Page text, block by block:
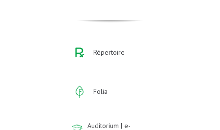
Répertoire
Folia
Auditorium | e-